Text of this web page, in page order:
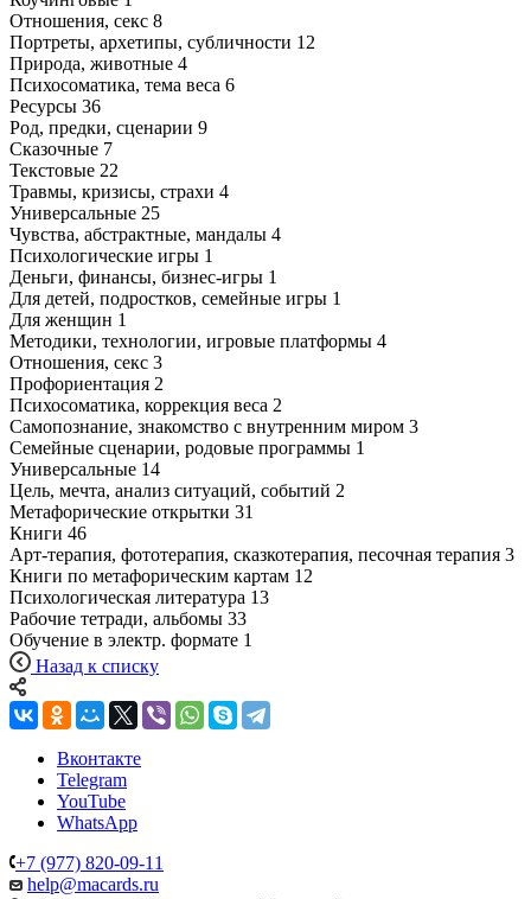
Отношения, секс 8
Портреты, архетипы, субличности 12
Природа, животные 4
Психосоматика, тема веса 6
Ресурсы 36
Род, предки, сценарии 9
Сказочные 7
Текстовые 22
Травмы, кризисы, страхи 4
Универсальные 25
Чувства, абстрактные, мандалы 4
Психологические игры 1
Деньги, финансы, бизнес-игры 1
Для детей, подростков, семейные игры 1
Для женщин 1
Методики, технологии, игровые платформы 4
Отношения, секс 3
Профориентация 2
Психосоматика, коррекция веса 2
Самопознание, знакомство с внутренним миром 3
Семейные сценарии, родовые программы 1
Универсальные 14
Цель, мечта, анализ ситуаций, событий 2
Метафорические открытки 31
Книги 46
Арт-терапия, фототерапия, сказкотерапия, песочная терапия 3
Книги по метафорическим картам 12
Психологическая литература 13
Рабочие тетради, альбомы 33
Обучение в электр. формате 1
Назад к списку
Вконтакте
Telegram
YouTube
WhatsApp
+7 (977) 820-09-11
help@macards.ru